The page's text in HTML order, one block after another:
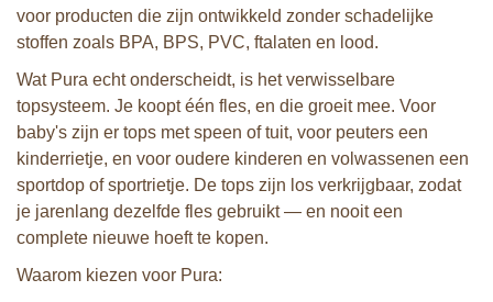
voor producten die zijn ontwikkeld zonder schadelijke
stoffen zoals BPA, BPS, PVC, ftalaten en lood.
Wat Pura echt onderscheidt, is het verwisselbare
topsysteem. Je koopt één fles, en die groeit mee. Voor
baby's zijn er tops met speen of tuit, voor peuters een
kinderrietje, en voor oudere kinderen en volwassenen een
sportdop of sportrietje. De tops zijn los verkrijgbaar, zodat
je jarenlang dezelfde fles gebruikt — en nooit een
complete nieuwe hoeft te kopen.
Waarom kiezen voor Pura: